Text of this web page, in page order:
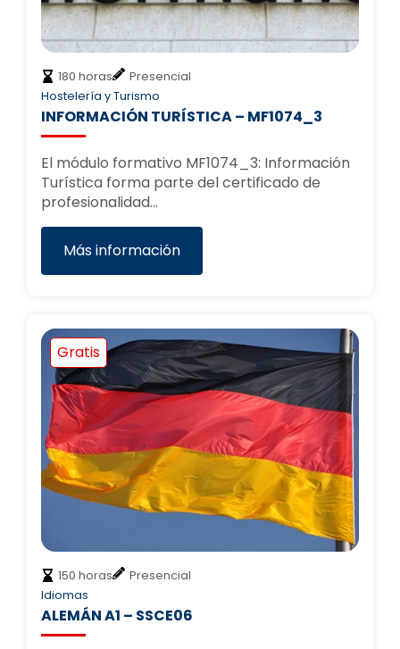
180 horas
Presencial
Hostelería y Turismo
INFORMACIÓN TURÍSTICA – MF1074_3
El módulo formativo MF1074_3: Información
Turística forma parte del certificado de
profesionalidad…
Más información
Gratis
150 horas
Presencial
Idiomas
ALEMÁN A1 – SSCE06